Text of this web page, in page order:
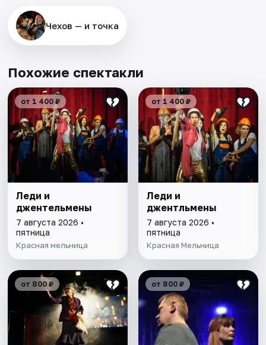
Чехов — и точка
Похожие спектакли
от 1 400 ₽
Леди и
джентельмены
7 августа 2026 •
пятница
Красная мельница
от 1 400 ₽
Леди и
джентльмены
7 августа 2026 •
пятница
Красная Мельница
от 800 ₽ от 800 ₽